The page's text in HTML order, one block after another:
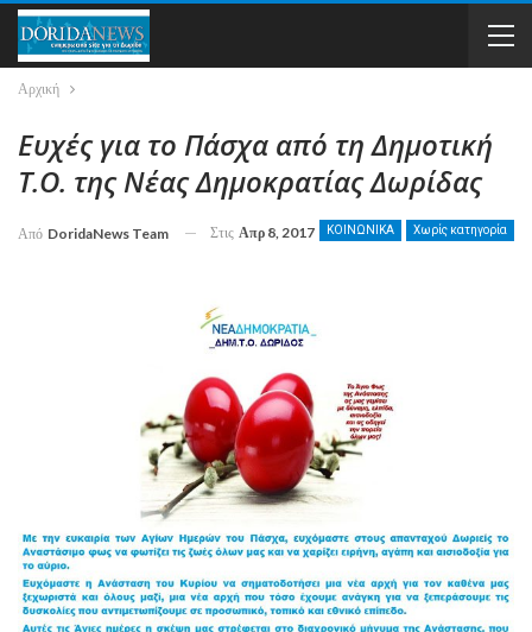
Αρχική
Ευχές για το Πάσχα από τη Δημοτική
Τ.Ο. της Νέας Δημοκρατίας Δωρίδας
ΚΟΙΝΩΝΙΚΑ Χωρίς κατηγορία
Από DoridaNews Team Στις Απρ 8, 2017